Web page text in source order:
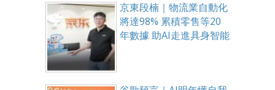
京東段楠｜物流業自動化
將達98% 累積零售等20
年數據 助AI走進具身智能